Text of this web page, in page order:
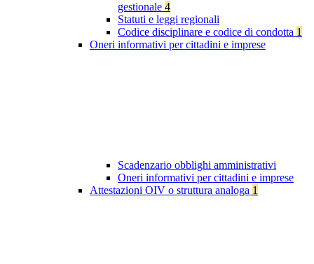
gestionale 4
Statuti e leggi regionali
Codice disciplinare e codice di condotta 1
Oneri informativi per cittadini e imprese
Scadenzario obblighi amministrativi
Oneri informativi per cittadini e imprese
Attestazioni OIV o struttura analoga 1